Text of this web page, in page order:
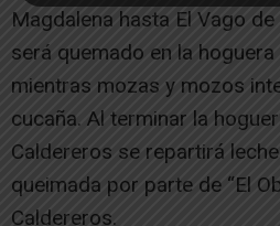
Magdalena hasta El Vago
será quemado en la hoguera
mientras mozas y mozos
cucaña. Al terminar la
Caldereros se repartirá
queimada por parte de “El
Caldereros.